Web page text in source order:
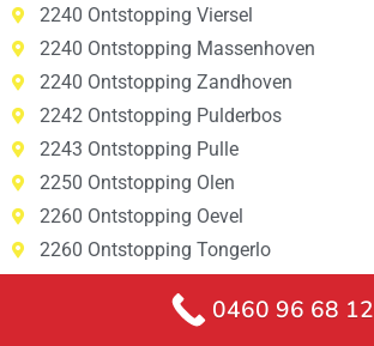
2240 Ontstopping Viersel
2240 Ontstopping Massenhoven
2240 Ontstopping Zandhoven
2242 Ontstopping Pulderbos
2243 Ontstopping Pulle
2250 Ontstopping Olen
2260 Ontstopping Oevel
2260 Ontstopping Tongerlo
2260 Ontstopping Zoerle-Parwijs
0460 96 68 12